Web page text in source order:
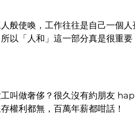
般使喚，工作往往是自己一個
以「人和」這一部分真是很重
叫做奢侈？很久沒有約朋友
權利都無，百萬年薪都咁話！